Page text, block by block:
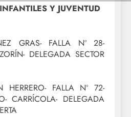
Y JUVENTUD
GRAS- FALLA Nº 28-
DELEGADA SECTOR
FALLA Nº 72-
CARRÍCOLA- DELEGADA